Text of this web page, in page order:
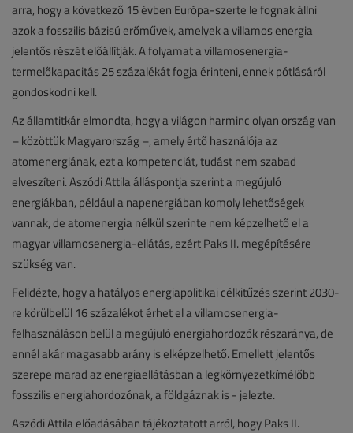
arra, hogy a következő 15 évben Európa-szerte le fognak állni
azok a fosszilis bázisú erőművek, amelyek a villamos energia
jelentős részét előállítják. A folyamat a villamosenergia-
termelőkapacitás 25 százalékát fogja érinteni, ennek pótlásáról
gondoskodni kell.
Az államtitkár elmondta, hogy a világon harminc olyan ország van
– közöttük Magyarország –, amely értő használója az
atomenergiának, ezt a kompetenciát, tudást nem szabad
elveszíteni. Aszódi Attila álláspontja szerint a megújuló
energiákban, például a napenergiában komoly lehetőségek
vannak, de atomenergia nélkül szerinte nem képzelhető el a
magyar villamosenergia-ellátás, ezért Paks II. megépítésére
szükség van.
Felidézte, hogy a hatályos energiapolitikai célkitűzés szerint 2030-
re körülbelül 16 százalékot érhet el a villamosenergia-
felhasználáson belül a megújuló energiahordozók részaránya, de
ennél akár magasabb arány is elképzelhető. Emellett jelentős
szerepe marad az energiaellátásban a legkörnyezetkímélőbb
fosszilis energiahordozónak, a földgáznak is - jelezte.
Aszódi Attila előadásában tájékoztatott arról, hogy Paks II.